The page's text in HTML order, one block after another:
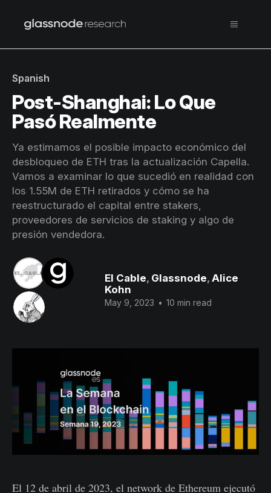
Spanish
Post-Shanghai: Lo Que
Pasó Realmente
Ya estimamos el posible impacto económico del
desbloqueo de ETH tras la actualización Capella.
Vamos a examinar lo que sucedió en realidad con
los 1.55M de ETH retirados y cómo se ha
reestructurado el capital entre stakers,
proveedores de servicios de staking y algo de
presión vendedora.
El Cable, Glassnode, Alice
Kohn
May 9, 2023 • 10 min read
El 12 de abril de 2023, el network de Ethereum ejecutó